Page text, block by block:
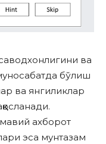
ва
бўлиш
ва янгиликлар
ахборот
эса мунтазам